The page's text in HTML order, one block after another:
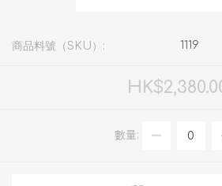
商品料號（SKU）: 1119
數量: